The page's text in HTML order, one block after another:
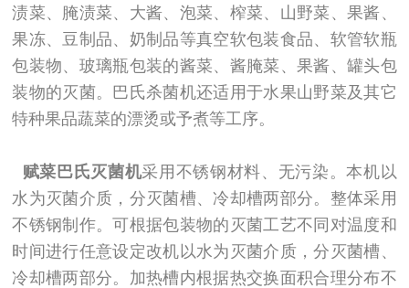
渍菜、腌渍菜、大酱、泡菜、榨菜、山野菜、果酱、
果冻、豆制品、奶制品等真空软包装食品、软管软瓶
包装物、玻璃瓶包装的酱菜、酱腌菜、果酱、罐头包
装物的灭菌。巴氏杀菌机还适用于水果山野菜及其它
特种果品蔬菜的漂烫或予煮等工序。
赋菜巴氏灭菌机采用不锈钢材料、无污染。本机以
水为灭菌介质，分灭菌槽、冷却槽两部分。整体采用
不锈钢制作。可根据包装物的灭菌工艺不同对温度和
时间进行任意设定改机以水为灭菌介质，分灭菌槽、
冷却槽两部分。加热槽内根据热交换面积合理分布不